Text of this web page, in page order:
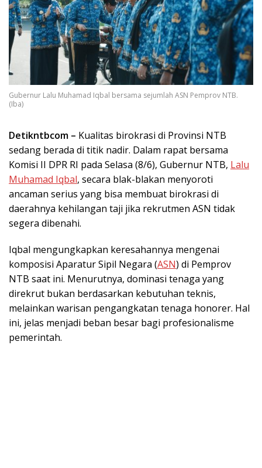
Gubernur Lalu Muhamad Iqbal bersama sejumlah ASN Pemprov NTB.
(Iba)
Detikntbcom – Kualitas birokrasi di Provinsi NTB
sedang berada di titik nadir. Dalam rapat bersama
Komisi II DPR RI pada Selasa (8/6), Gubernur NTB, Lalu
Muhamad Iqbal, secara blak-blakan menyoroti
ancaman serius yang bisa membuat birokrasi di
daerahnya kehilangan taji jika rekrutmen ASN tidak
segera dibenahi.
Iqbal mengungkapkan keresahannya mengenai
komposisi Aparatur Sipil Negara (ASN) di Pemprov
NTB saat ini. Menurutnya, dominasi tenaga yang
direkrut bukan berdasarkan kebutuhan teknis,
melainkan warisan pengangkatan tenaga honorer. Hal
ini, jelas menjadi beban besar bagi profesionalisme
pemerintah.